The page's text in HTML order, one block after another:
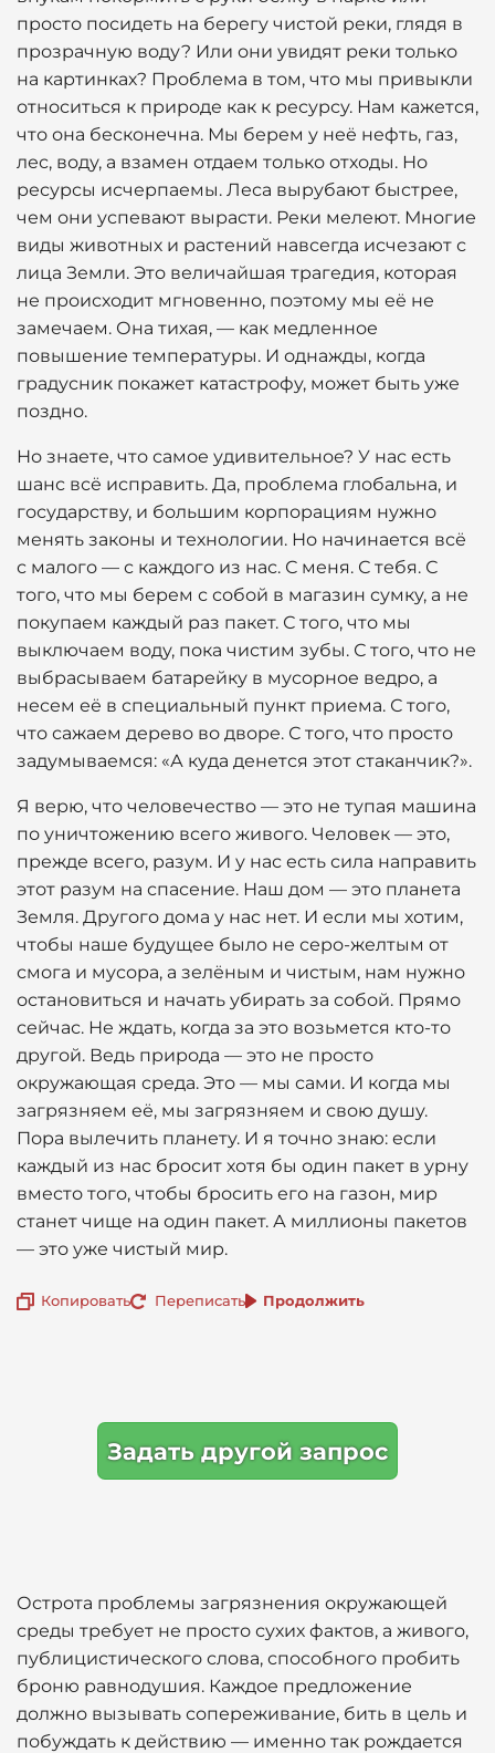
просто посидеть на берегу чистой реки, глядя в
прозрачную воду? Или они увидят реки только
на картинках? Проблема в том, что мы привыкли
относиться к природе как к ресурсу. Нам кажется,
что она бесконечна. Мы берем у неё нефть, газ,
лес, воду, а взамен отдаем только отходы. Но
ресурсы исчерпаемы. Леса вырубают быстрее,
чем они успевают вырасти. Реки мелеют. Многие
виды животных и растений навсегда исчезают с
лица Земли. Это величайшая трагедия, которая
не происходит мгновенно, поэтому мы её не
замечаем. Она тихая, — как медленное
повышение температуры. И однажды, когда
градусник покажет катастрофу, может быть уже
поздно.
Но знаете, что самое удивительное? У нас есть
шанс всё исправить. Да, проблема глобальна, и
государству, и большим корпорациям нужно
менять законы и технологии. Но начинается всё
с малого — с каждого из нас. С меня. С тебя. С
того, что мы берем с собой в магазин сумку, а не
покупаем каждый раз пакет. С того, что мы
выключаем воду, пока чистим зубы. С того, что не
выбрасываем батарейку в мусорное ведро, а
несем её в специальный пункт приема. С того,
что сажаем дерево во дворе. С того, что просто
задумываемся: «А куда денется этот стаканчик?».
Я верю, что человечество — это не тупая машина
по уничтожению всего живого. Человек — это,
прежде всего, разум. И у нас есть сила направить
этот разум на спасение. Наш дом — это планета
Земля. Другого дома у нас нет. И если мы хотим,
чтобы наше будущее было не серо-желтым от
смога и мусора, а зелёным и чистым, нам нужно
остановиться и начать убирать за собой. Прямо
сейчас. Не ждать, когда за это возьмется кто-то
другой. Ведь природа — это не просто
окружающая среда. Это — мы сами. И когда мы
загрязняем её, мы загрязняем и свою душу.
Пора вылечить планету. И я точно знаю: если
каждый из нас бросит хотя бы один пакет в урну
вместо того, чтобы бросить его на газон, мир
станет чище на один пакет. А миллионы пакетов
— это уже чистый мир.
Копировать Переписать Продолжить
Задать другой запрос
Острота проблемы загрязнения окружающей
среды требует не просто сухих фактов, а живого,
публицистического слова, способного пробить
броню равнодушия. Каждое предложение
должно вызывать сопереживание, бить в цель и
побуждать к действию — именно так рождается